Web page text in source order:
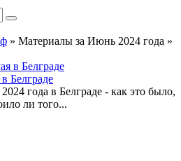
» Материалы за Июнь 2024 года »
Белграде
года в Белграде - как это было,
ли того...